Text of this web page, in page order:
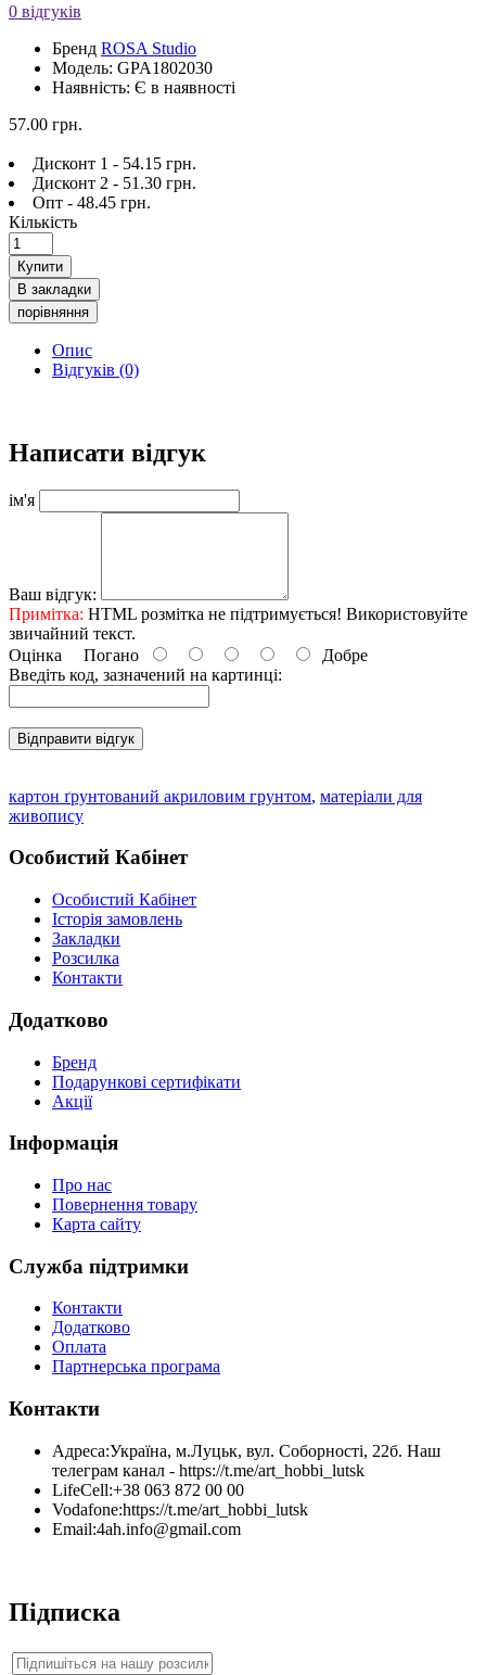
0 відгуків
Бренд ROSA Studio
Модель: GPA1802030
Наявність: Є в наявності
57.00 грн.
Дисконт 1 - 54.15 грн.
Дисконт 2 - 51.30 грн.
Опт - 48.45 грн.
Кількість
Купити
В закладки
порівняння
Опис
Відгуків (0)
Написати відгук
ім'я
Ваш відгук:
Примітка: HTML розмітка не підтримується! Використовуйте
звичайний текст.
Оцінка Погано
Добре
Введіть код, зазначений на картинці:
Відправити відгук
картон ґрунтований акриловим грунтом, матеріали для
живопису
Особистий Кабінет
Особистий Кабінет
Історія замовлень
Закладки
Розсилка
Контакти
Додатково
Бренд
Подарункові сертифікати
Акції
Інформація
Про нас
Повернення товару
Карта сайту
Служба підтримки
Контакти
Додатково
Оплата
Партнерська програма
Контакти
Адреса:Україна, м.Луцьк, вул. Соборності, 22б. Наш
телеграм канал - https://t.me/art_hobbi_lutsk
LifeCell:+38 063 872 00 00
Vodafone:https://t.me/art_hobbi_lutsk
Email:4ah.info@gmail.com
Підписка